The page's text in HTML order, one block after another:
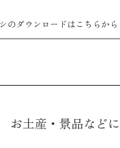
のダウンロードはこちらから
お土産・景品などに